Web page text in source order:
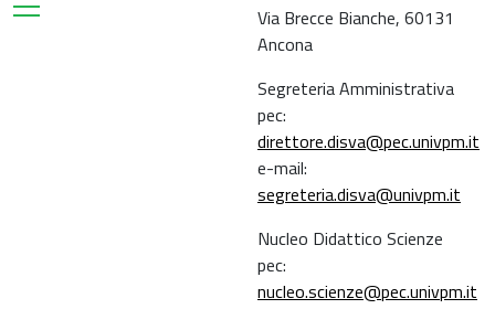
Via Brecce Bianche, 60131
Ancona
Segreteria Amministrativa
pec:
direttore.disva@pec.univpm.it
e-mail:
segreteria.disva@univpm.it
Nucleo Didattico Scienze
pec:
nucleo.scienze@pec.univpm.it